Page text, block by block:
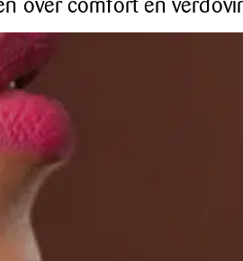
over comfort en